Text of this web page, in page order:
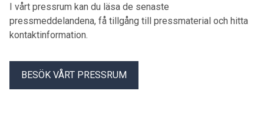
I vårt pressrum kan du läsa de senaste
pressmeddelandena, få tillgång till pressmaterial och hitta
kontaktinformation.
BESÖK VÅRT PRESSRUM